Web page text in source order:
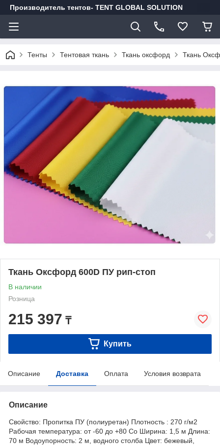
Производитель тентов- TENT GLOBAL SOLUTION
Тенты Тентовая ткань Ткань оксфорд Ткань
Ткань Оксфорд 600D ПУ рип-стоп
В наличии
Розница
215 397 ₸
Купить
Описание Доставка Оплата Условия возврата
Описание
Свойство: Пропитка ПУ (полиуретан) Плотность : 270 г/м2
Рабочая температура: от -60 до +80 Co Ширина: 1,5 м Длина:
70 м Водоупорность: 2 м, водного столба Цвет: бежевый,